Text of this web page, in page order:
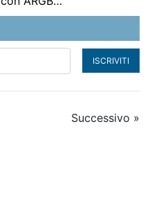
ISCRIVITI
Successivo »